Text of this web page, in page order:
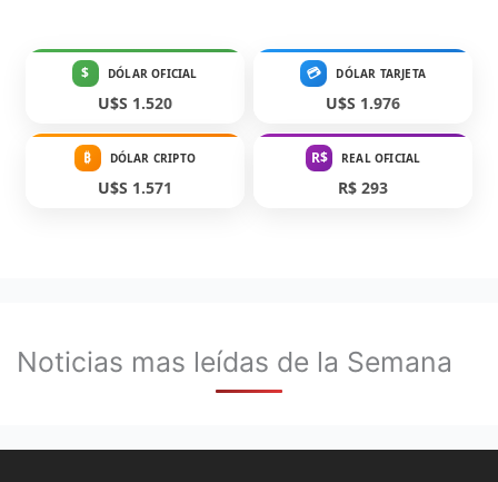
$ DÓLAR OFICIAL
U$S 1.520
💳 DÓLAR TARJETA
U$S 1.976
₿ DÓLAR CRIPTO
U$S 1.571
R$ REAL OFICIAL
R$ 293
Noticias mas leídas de la Semana